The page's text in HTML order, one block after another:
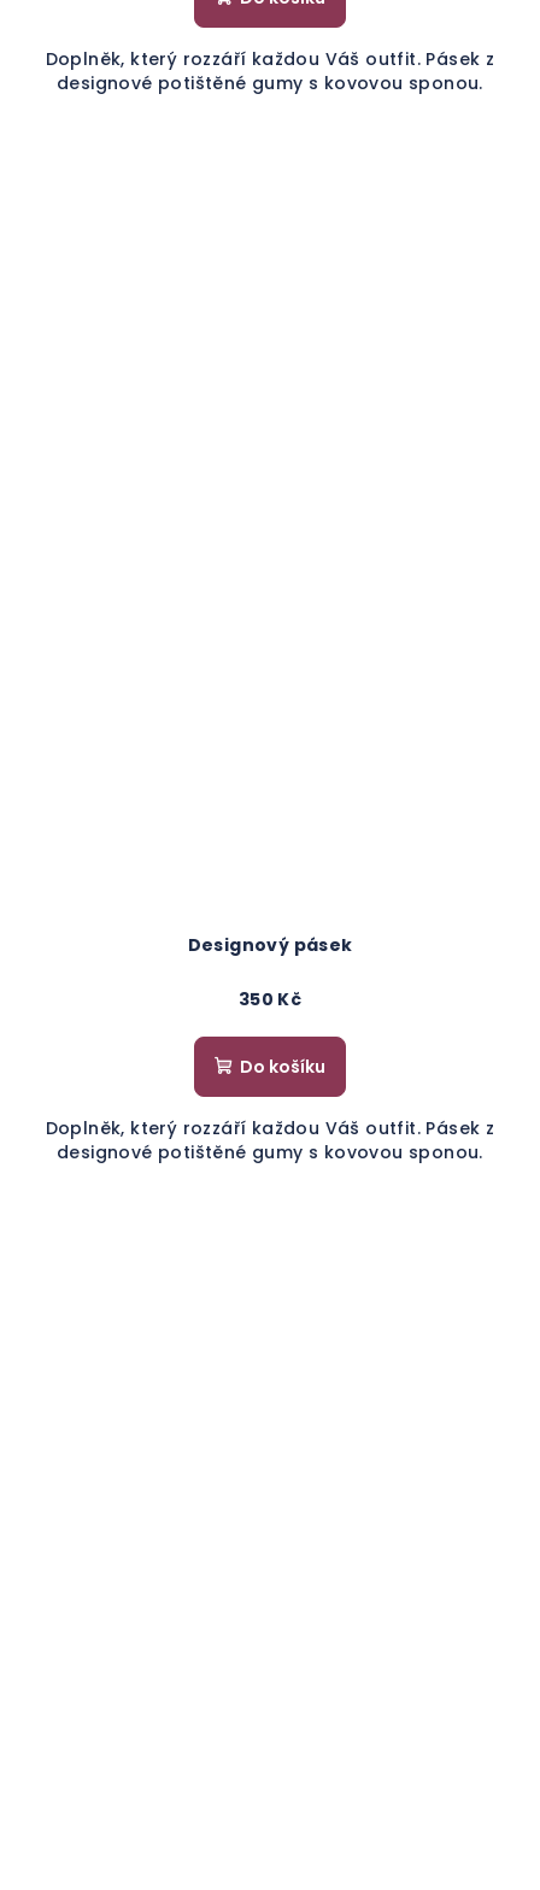
Doplněk, který rozzáří každou Váš outfit. Pásek z
designové potištěné gumy s kovovou sponou.
Designový pásek
350 Kč
Do košíku
Doplněk, který rozzáří každou Váš outfit. Pásek z
designové potištěné gumy s kovovou sponou.